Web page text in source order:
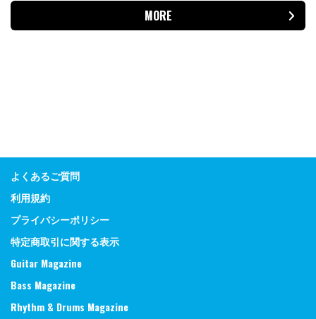
MORE
よくあるご質問
利用規約
プライバシーポリシー
特定商取引に関する表示
Guitar Magazine
Bass Magazine
Rhythm & Drums Magazine